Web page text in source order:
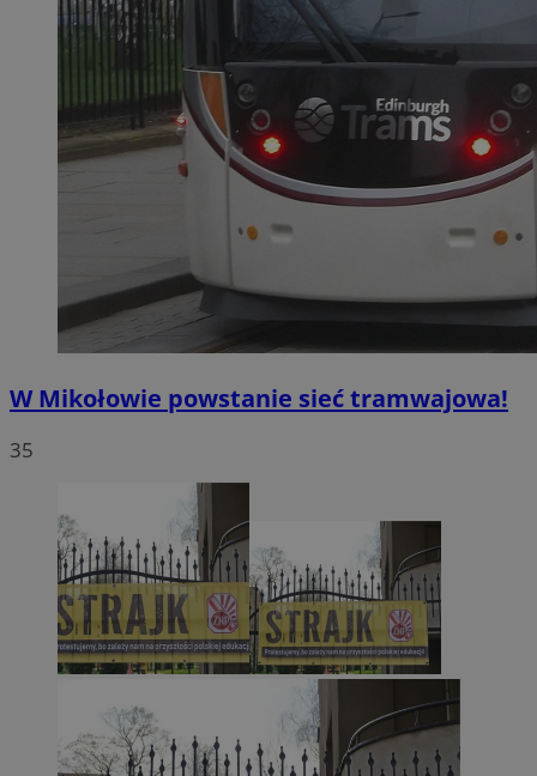
W Mikołowie powstanie sieć tramwajowa!
35